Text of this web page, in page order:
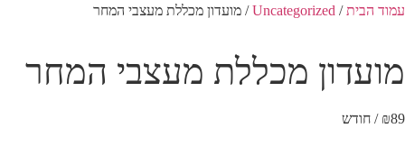
עמוד הבית/
Uncategorized/ מועדון מכללת מעצבי המחר
מועדון מכללת מעצבי המחר
₪89 / חודש